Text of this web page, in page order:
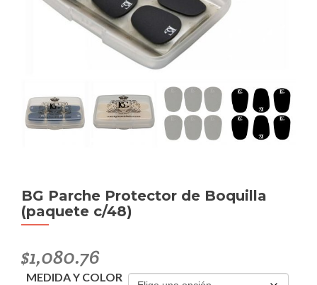
BG Parche Protector de Boquilla
(paquete c/48)
$1,080.76
MEDIDA Y COLOR